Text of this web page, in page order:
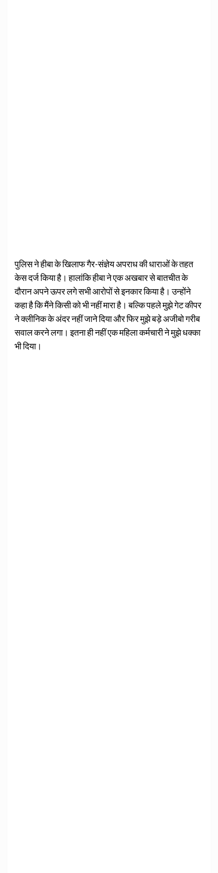
पुलिस ने हीबा के खिलाफ गैर-संज्ञेय अपराध की धाराओं के तहत
केस दर्ज किया है। हालांकि हीबा ने एक अखबार से बातचीत के
दौरान अपने ऊपर लगे सभी आरोपों से इनकार किया है। उन्होंने
कहा है कि मैंने किसी को भी नहीं मारा है। बल्कि पहले मुझे गेट कीपर
ने क्लीनिक के अंदर नहीं जाने दिया और फिर मुझे बड़े अजीबो गरीब
सवाल करने लगा। इतना ही नहीं एक महिला कर्मचारी ने मुझे धक्का
भी दिया।